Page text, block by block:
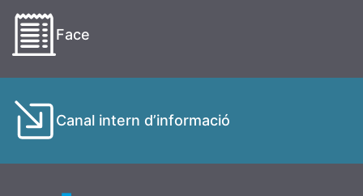
Face
Canal intern d’informació